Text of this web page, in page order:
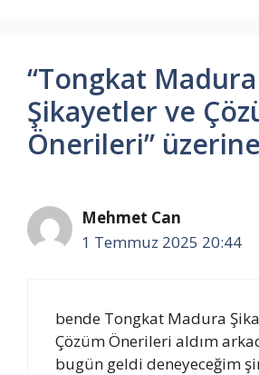
“Tongkat Madura
Şikayetler ve
Önerileri”
Mehmet Can
1 Temmuz 2025 20:44
bende Tongkat Madura
Çözüm Önerileri aldım
bugün geldi deneyeceğim